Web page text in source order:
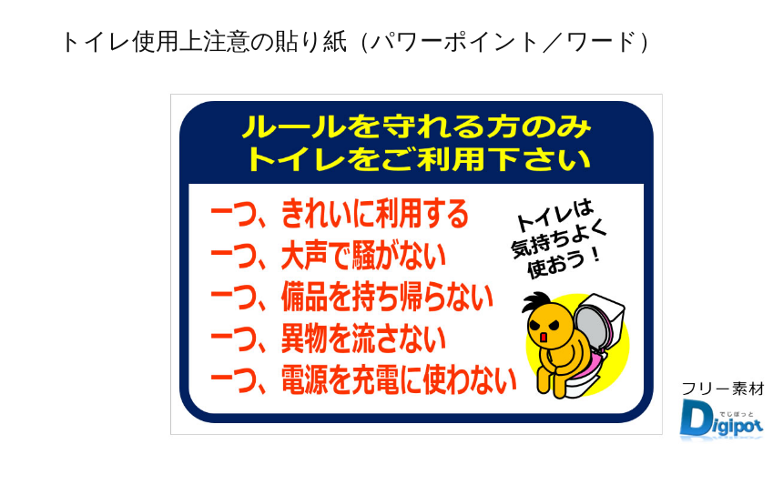
トイレ使用上注意の貼り紙（パワーポイント／ワード）